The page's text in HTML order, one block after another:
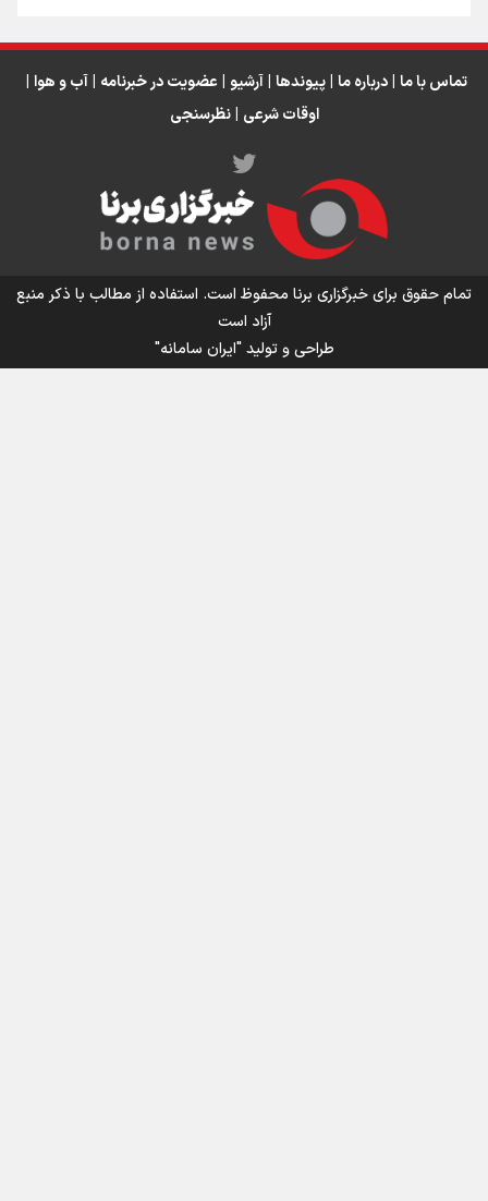
اینفو برنا/ میزان مالیات بر ارزش افزوده چقدر است؟
تماس با ما | درباره ما | پیوندها | آرشیو | عضویت در خبرنامه | آب و هوا |
اوقات شرعی | نظرسنجی
تمام حقوق برای خبرگزاری برنا محفوظ است. استفاده از مطالب با ذکر منبع
آزاد است
طراحی و تولید"ایران سامانه"